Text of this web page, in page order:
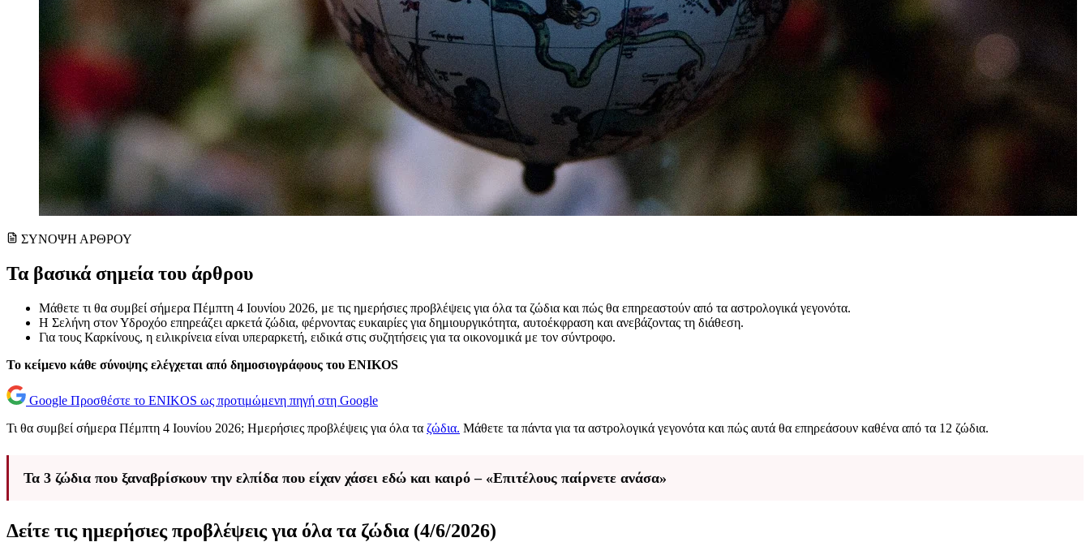
ΣΥΝΟΨΗ ΑΡΘΡΟΥ
Τα βασικά σημεία του άρθρου
Μάθετε τι θα συμβεί σήμερα Πέμπτη 4 Ιουνίου 2026, με τις ημερήσιες προβλέψεις για όλα τα ζώδια και πώς θα επηρεαστούν από τα αστρολογικά γεγονότα.
Η Σελήνη στον Υδροχόο επηρεάζει αρκετά ζώδια, φέρνοντας ευκαιρίες για δημιουργικότητα, αυτοέκφραση και ανεβάζοντας τη διάθεση.
Για τους Καρκίνους, η ειλικρίνεια είναι υπεραρκετή, ειδικά στις συζητήσεις για τα οικονομικά με τον σύντροφο.
Το κείμενο κάθε σύνοψης ελέγχεται από δημοσιογράφους του ENIKOS
Google Προσθέστε το ENIKOS ως προτιμώμενη πηγή στη Google
Τι θα συμβεί σήμερα Πέμπτη 4 Ιουνίου 2026; Ημερήσιες προβλέψεις για όλα τα ζώδια. Μάθετε τα πάντα για τα αστρολογικά γεγονότα και πώς αυτά θα επηρεάσουν καθένα από τα 12 ζώδια.
Τα 3 ζώδια που ξαναβρίσκουν την ελπίδα που είχαν χάσει εδώ και καιρό – «Επιτέλους παίρνετε ανάσα»
Δείτε τις ημερήσιες προβλέψεις για όλα τα ζώδια (4/6/2026)